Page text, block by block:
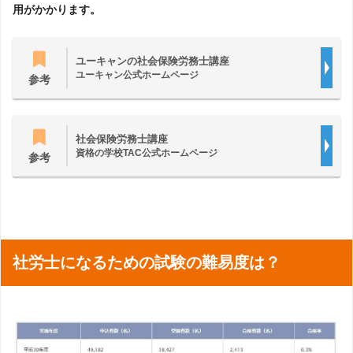
用がかかります。
参考
ユーキャンの社会保険労務士講座
ユーキャン公式ホームページ
参考
社会保険労務士講座
資格の学校TAC公式ホームページ
社労士になるための試験の難易度は？